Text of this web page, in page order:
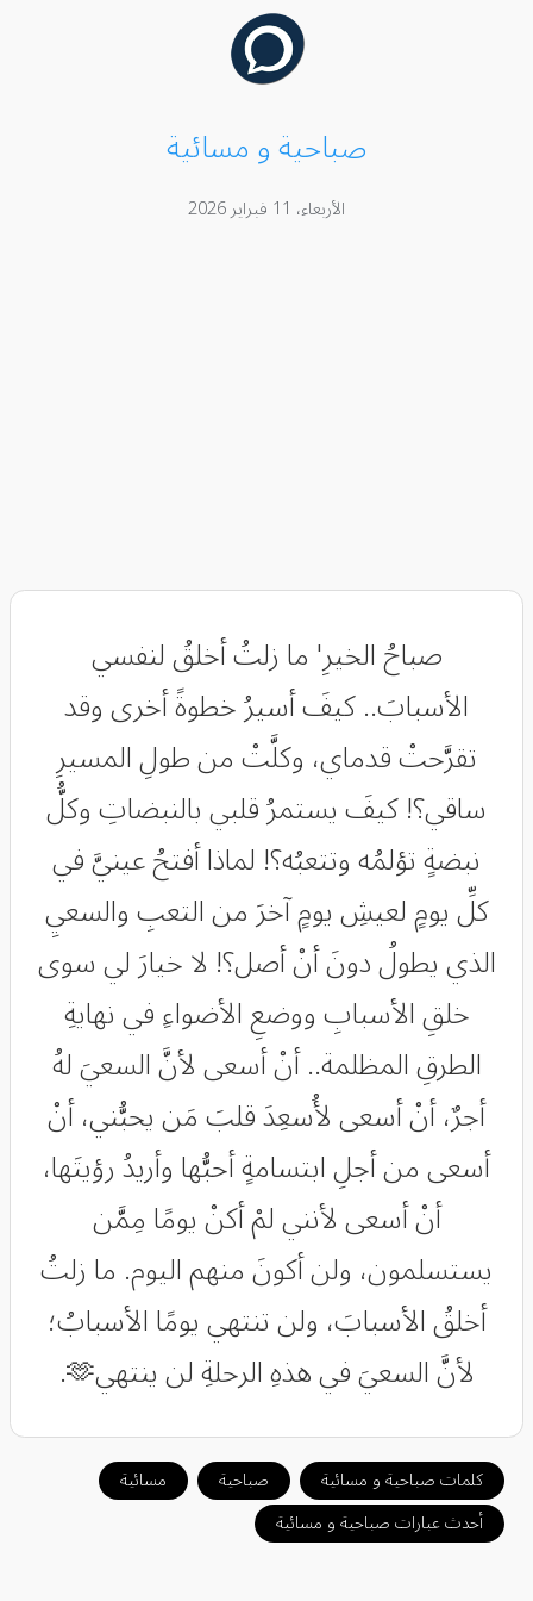
صباحية و مسائية
الأربعاء، 11 فبراير 2026
صباحُ الخيرِ' ما زلتُ أخلقُ لنفسي
الأسبابَ.. كيفَ أسيرُ خطوةً أخرى وقد
تقرَّحتْ قدماي، وكلَّتْ من طولِ المسيرِ
ساقي؟! كيفَ يستمرُ قلبي بالنبضاتِ وكلُّ
نبضةٍ تؤلمُه وتتعبُه؟! لماذا أفتحُ عينيَّ في
كلِّ يومٍ لعيشِ يومٍ آخرَ من التعبِ والسعيِ
الذي يطولُ دونَ أنْ أصل؟! لا خيارَ لي سوى
خلقِ الأسبابِ ووضعِ الأضواءِ في نهايةِ
الطرقِ المظلمة.. أنْ أسعى لأنَّ السعيَ لهُ
أجرٌ، أنْ أسعى لأُسعِدَ قلبَ مَن يحبُّني، أنْ
أسعى من أجلِ ابتسامةٍ أحبُّها وأريدُ رؤيتَها،
أنْ أسعى لأنني لمْ أكنْ يومًا مِمَّن
يستسلمون، ولن أكونَ منهم اليوم. ما زلتُ
أخلقُ الأسبابَ، ولن تنتهي يومًا الأسبابُ؛
لأنَّ السعيَ في هذهِ الرحلةِ لن ينتهي🫶.
كلمات صباحية و مسائية صباحية
مسائية
أحدث عبارات صباحية و مسائية